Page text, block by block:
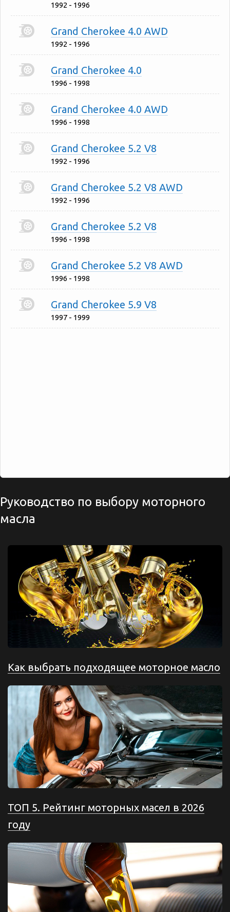
1992 - 1996
Grand Cherokee 4.0 AWD
1992 - 1996
Grand Cherokee 4.0
1996 - 1998
Grand Cherokee 4.0 AWD
1996 - 1998
Grand Cherokee 5.2 V8
1992 - 1996
Grand Cherokee 5.2 V8 AWD
1992 - 1996
Grand Cherokee 5.2 V8
1996 - 1998
Grand Cherokee 5.2 V8 AWD
1996 - 1998
Grand Cherokee 5.9 V8
1997 - 1999
Руководство по выбору моторного
масла
Как выбрать подходящее моторное масло
ТОП 5. Рейтинг моторных масел в 2026
году